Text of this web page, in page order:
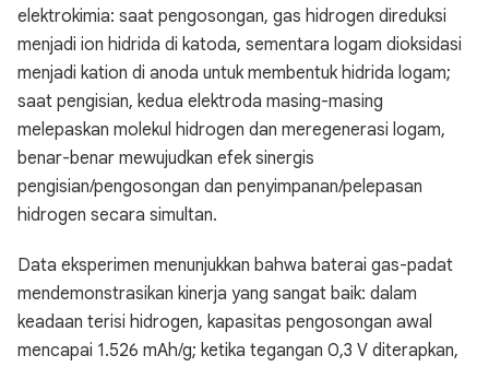
elektrokimia: saat pengosongan, gas hidrogen direduksi
menjadi ion hidrida di katoda, sementara logam dioksidasi
menjadi kation di anoda untuk membentuk hidrida logam;
saat pengisian, kedua elektroda masing-masing
melepaskan molekul hidrogen dan meregenerasi logam,
benar-benar mewujudkan efek sinergis
pengisian/pengosongan dan penyimpanan/pelepasan
hidrogen secara simultan.
Data eksperimen menunjukkan bahwa baterai gas-padat
mendemonstrasikan kinerja yang sangat baik: dalam
keadaan terisi hidrogen, kapasitas pengosongan awal
mencapai 1.526 mAh/g; ketika tegangan 0,3 V diterapkan,